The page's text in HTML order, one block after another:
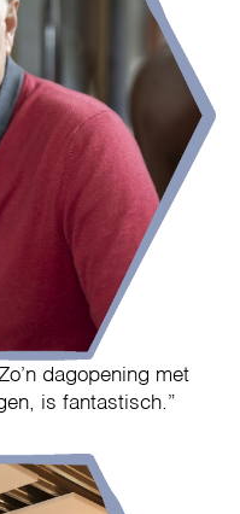
dagopening met
is fantastisch.”